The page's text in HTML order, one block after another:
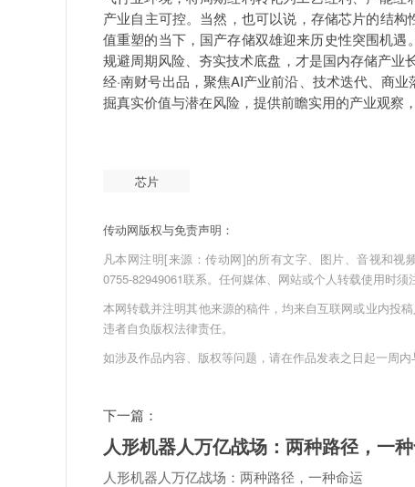
产业自主可控。当然，也可以说，存储芯片的结
值重塑的当下，国产存储双雄迎来历史性突围机遇
规避周期风险、夯实技术底盘，才是国内存储产
经·南财号出品，聚焦AI产业前沿、技术迭代、商
掘真实价值与潜在风险，提供前瞻实用的产业观察
芯片
传动网版权与免责声明：
凡本网注明[来源：传动网]的所有文字、图片、音视和视
0755-82949061联系。任何媒体、网站或个人转载使用时须
本网转载并注明其他来源的稿件，均来自互联网或业内投
违者自负版权法律责任。
如涉及作品内容、版权等问题，请在作品发表之日起一周内
下一篇：
人形机器人万亿战场：两种路径，一
人形机器人万亿战场：两种路径，一种命运